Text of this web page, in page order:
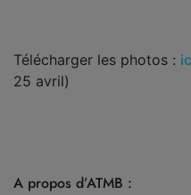
Télécharger les photos :
25 avril)
A propos d’ATMB :